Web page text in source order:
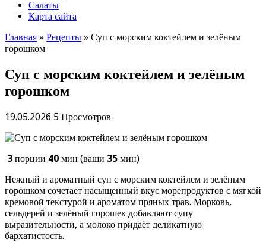
Салаты
Карта сайта
Главная » Рецепты » Суп с морским коктейлем и зелёным
горошком
Суп с морским коктейлем и зелёным
горошком
19.05.2026 5 Просмотров
3 порции 40 мин (ваши 35 мин)
Нежный и ароматный суп с морским коктейлем и зелёным
горошком сочетает насыщенный вкус морепродуктов с мягкой
кремовой текстурой и ароматом пряных трав. Морковь,
сельдерей и зелёный горошек добавляют супу
выразительности, а молоко придаёт деликатную
бархатистость.